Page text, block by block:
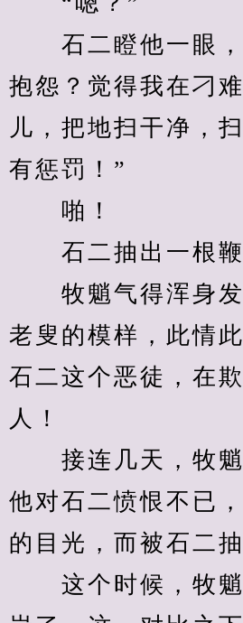
石二瞪他一眼，
抱怨？觉得我在刁
儿，把地扫干净，
有惩罚！”
啪！
石二抽出一根鞭
牧魈气得浑身发
老叟的模样，此情
石二这个恶徒，在
人！
接连几天，牧魈
他对石二愤恨不已
的目光，而被石二
这个时候，牧魈